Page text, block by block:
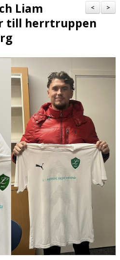
>
<
Liam
till herrtruppen